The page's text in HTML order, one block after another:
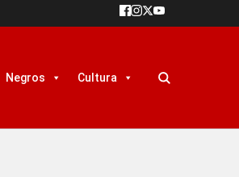
Negros Cultura